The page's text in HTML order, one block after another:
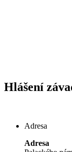
Hlášení
Adresa
Adresa